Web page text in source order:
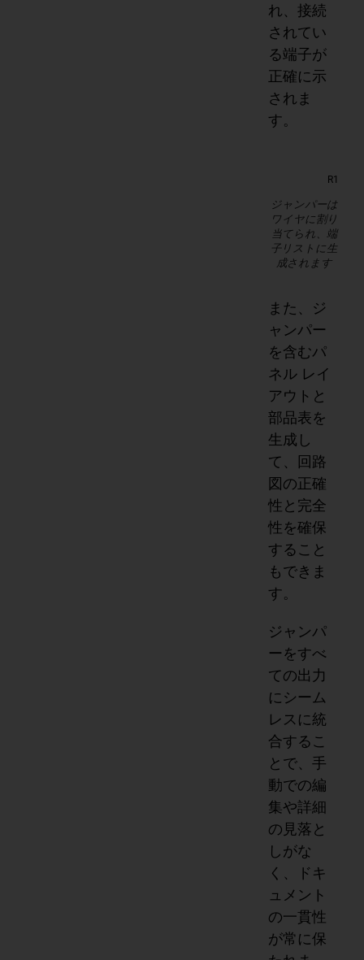
れ、接続
されてい
る端子が
正確に示
されま
す。
ジャンパーは
ワイヤに割り
当てられ、端
子リストに生
成されます
また、ジ
ャンパー
を含むパ
ネル レイ
アウトと
部品表を
生成し
て、回路
図の正確
性と完全
性を確保
すること
もできま
す。
ジャンパ
ーをすべ
ての出力
にシーム
レスに統
合するこ
とで、手
動での編
集や詳細
の見落と
しがな
く、ドキ
ュメント
の一貫性
が常に保